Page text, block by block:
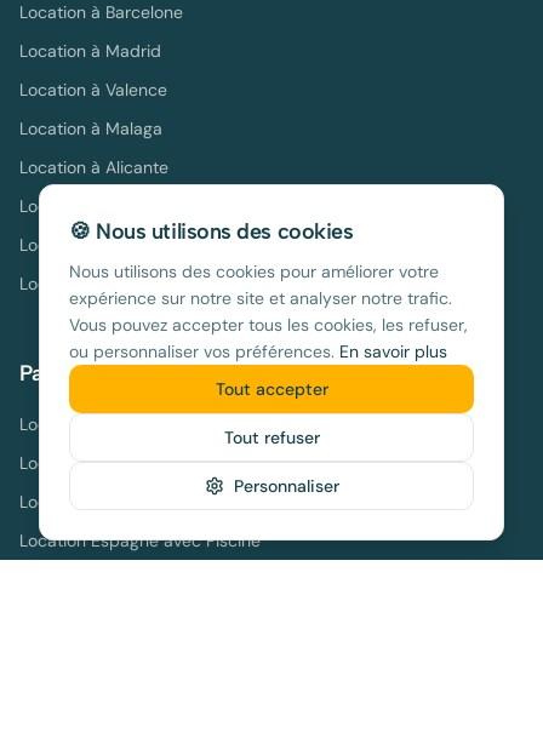
Location à Barcelone
Location à Madrid
Location à Valence
Location à Malaga
Location à Alicante
Location à
Location à Ibiza
Location àTenerife
Par thème
Location Espagne Pas Cher
Location Espagne Famille
Location Espagne Bord de Mer
Location Espagne avec Piscine
🍪 Nous utilisons des cookies
Nous utilisons des cookies pour améliorer votre
expérience sur notre site et analyser notre trafic.
Vous pouvez accepter tous les cookies, les refuser,
ou personnaliser vos préférences. En savoir plus
Personnaliser
Tout refuser
Tout accepter